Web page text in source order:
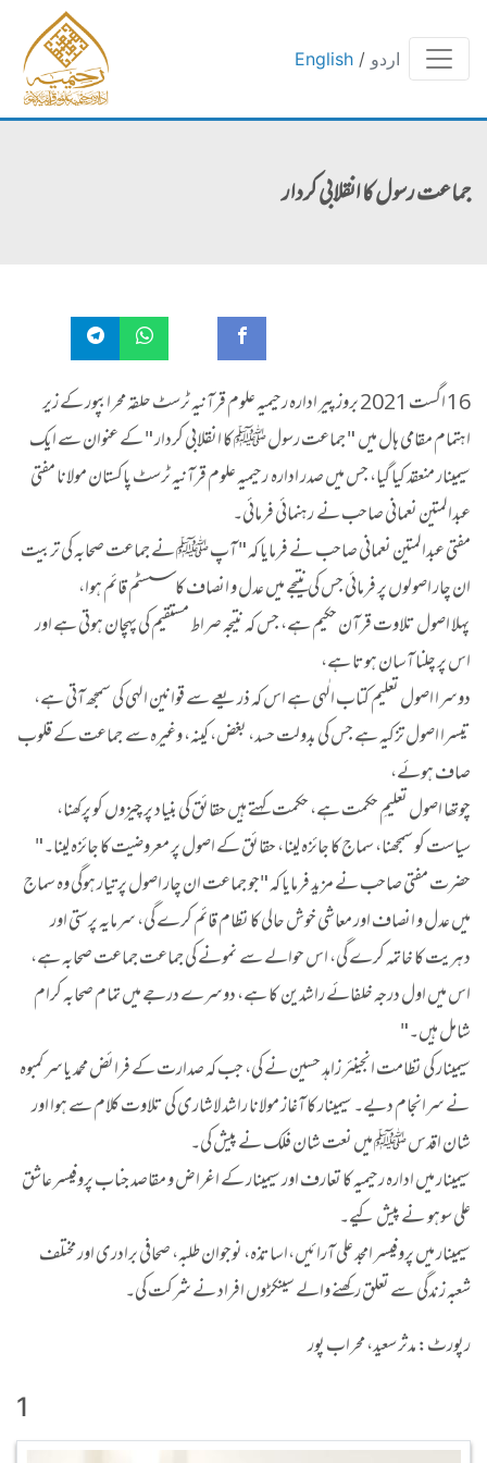
English / اردو
جماعت رسول کا انقلابی کردار
16 اگست 2021 بروز پیر ادارہ رحیمیہ علوم قرآنیہ ٹرسٹ حلقہ محرابپور کے زیر
اہتمام مقامی ہال میں " جماعت رسول ﷺ کا انقلابی کردار " کے عنوان سے ایک
سیمینار منعقد کیا گیا، جس میں صدر ادارہ رحیمیہ علوم قرآنیہ ٹرسٹ پاکستان مولانا مفتی
عبدالمتین نعمانی صاحب نے رہنمائی فرمائی۔
مفتی عبدالمتین نعمانی صاحب نے فرمایا کہ " آپ ﷺ نے جماعت صحابہ کی تربیت
ان چار اصولوں پر فرمائی جس کی نتیجے میں عدل و انصاف کا سسٹم قائم ہوا،
پہلا اصول تلاوت قرآن حکیم ہے، جس کہ نتیجہ صراط مستقیم کی پہچان ہوتی ہے اور
اس پر چلنا آسان ہوتا ہے،
دوسرا اصول تعلیم کتاب الٰہی ہے اس کہ ذریعے سے قوانین الہی کی سمجھ آتی ہے،
تیسرا اصول تزکیہ ہے جس کی بدولت حسد، بغض، کینہ، وغیرہ سے جماعت کے قلوب
صاف ہوئے،
چوتھا اصول تعلیمِ حکمت ہے، حکمت کہتے ہیں حقائق کی بنیاد پر چیزوں کو پرکھنا،
سیاست کو سمجھنا، سماج کا جائزہ لینا، حقائق کے اصول پر معروضیت کا جائزہ لینا۔"
حضرت مفتی صاحب نے مزید فرمایا کہ "جو جماعت ان چار اصول پر تیار ہوگی وہ سماج
میں عدل و انصاف اور معاشی خوش حالی کا نظام قائم کرے گی، سرمایہ پرستی اور
دہریت کا خاتمہ کرے گی، اس حوالے سے نمونے کی جماعت جماعت صحابہ ہے،
اس میں اول درجہ خلفائے راشدین کا ہے، دوسرے درجے میں تمام صحابہ کرام
شامل ہیں۔"
سیمینار کی نظامت انجینئر زاہد حسین نے کی، جب کہ صدارت کے فرائض محمد یاسر کمبوہ
نے سرانجام دیے۔ سیمینار کا آغاز مولانا راشد لاشاری کی تلاوت کلام سے ہوا اور
شان اقدس ﷺ میں نعت شان فلک نے پیش کی۔
سیمینار میں ادارہ رحیمیہ کا تعارف اور سیمینار کے اغراض و مقاصد جناب پروفیسر عاشق
علی سوہو نے پیش کیے۔
سیمینار میں پروفیسر امجد علی آرائیں،اساتذہ، نوجوان طلبہ، صحافی برادری اور مختلف
شعبہ زندگی سے تعلق رکھنے والے سینکڑوں افراد نے شرکت کی۔
رپورٹ: مدثر سعید، محراب پور
1